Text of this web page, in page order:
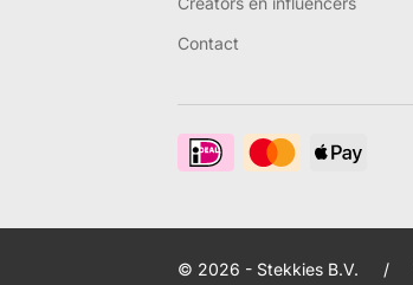
Contact
© 2026 - Stekkies B.V. /